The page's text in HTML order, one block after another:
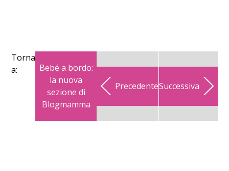
Torna
a:
Bebé a bordo:
la nuova
sezione di
Blogmamma
PrecedenteSuccessiva